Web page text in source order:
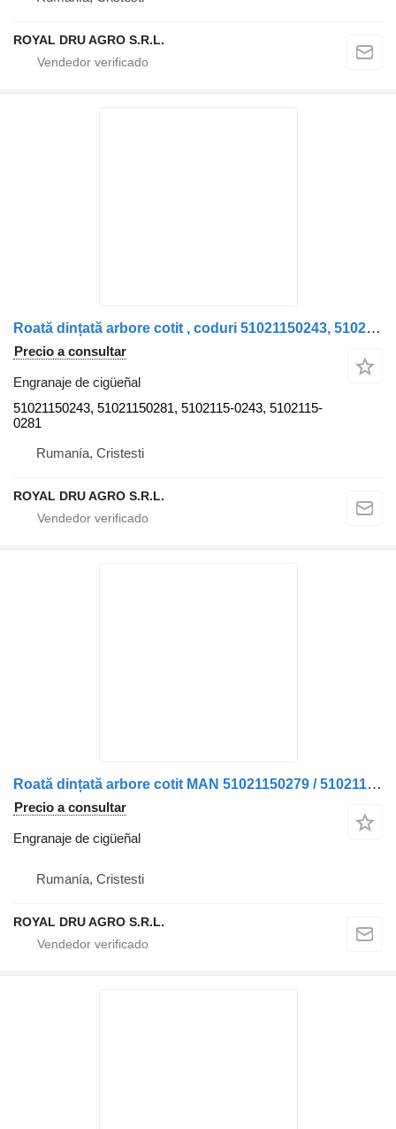
ROYAL DRU AGRO S.R.L.
Roată dințată arbore cotit , coduri 51021150243, 51021150281 engranaje de cigüeñal para camión
Precio a consultar
Engranaje de cigüeñal
51021150243, 51021150281, 5102115-0243, 5102115-
0281
Rumanía, Cristesti
ROYAL DRU AGRO S.R.L.
Roată dințată arbore cotit MAN 51021150279 / 51021150312 / 51021 engranaje de cigüeñal para camión
Precio a consultar
Engranaje de cigüeñal
Rumanía, Cristesti
ROYAL DRU AGRO S.R.L.